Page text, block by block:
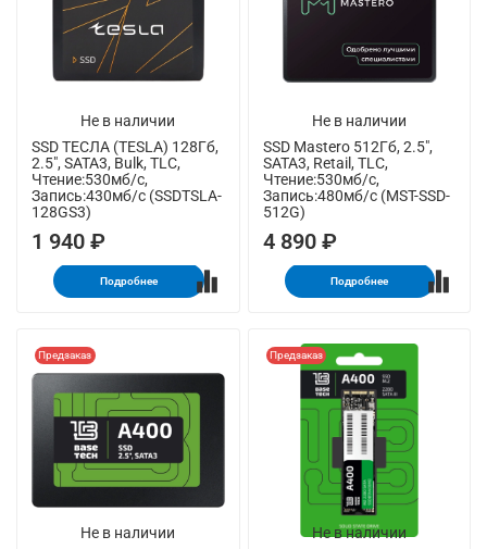
Не в наличии
SSD ТЕСЛА (TESLA) 128Гб,
2.5", SATA3, Bulk, TLC,
Чтение:530мб/с,
Запись:430мб/с (SSDTSLA-
128GS3)
1 940 ₽
Подробнее
Не в наличии
SSD Mastero 512Гб, 2.5",
SATA3, Retail, TLC,
Чтение:530мб/с,
Запись:480мб/с (MST-SSD-
512G)
4 890 ₽
Подробнее
Не в наличии
Предзаказ
Не в наличии
Предзаказ